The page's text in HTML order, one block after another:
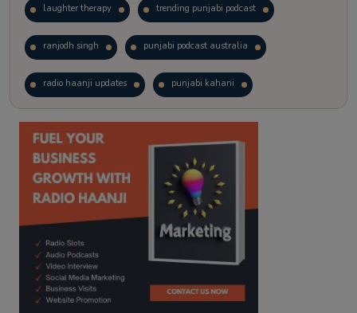
laughter therapy trending punjabi podcast
ranjodh singh punjabi podcast australia
radio haanji updates punjabi kahani
kitaab kahani punjabi story